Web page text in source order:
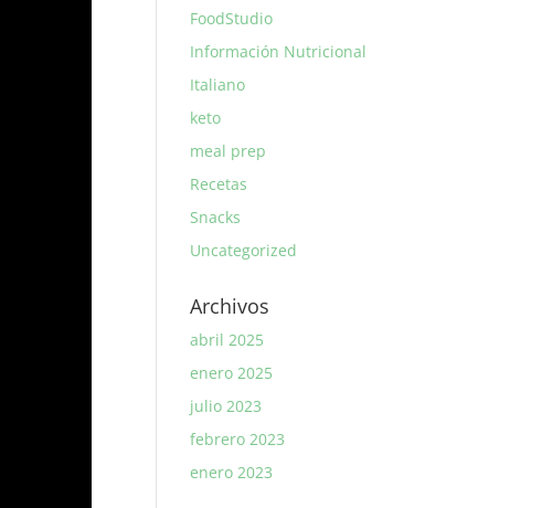
FoodStudio
Información Nutricional
Italiano
keto
meal prep
Recetas
Snacks
Uncategorized
Archivos
abril 2025
enero 2025
julio 2023
febrero 2023
enero 2023